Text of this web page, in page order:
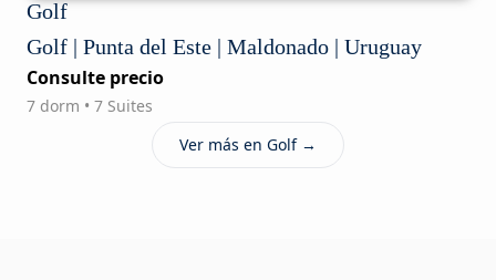
Golf
Golf | Punta del Este | Maldonado | Uruguay
Consulte precio
7 dorm • 7 Suites
Ver más en Golf →